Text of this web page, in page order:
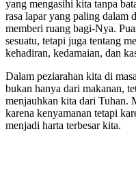
yang mengasihi kita tanpa
rasa lapar yang paling dalam
memberi ruang bagi-Nya.
sesuatu, tetapi juga tentang
kehadiran, kedamaian, dan
Dalam peziarahan kita di
bukan hanya dari makanan,
menjauhkan kita dari Tuhan.
karena kenyamanan tetapi
menjadi harta terbesar kita.